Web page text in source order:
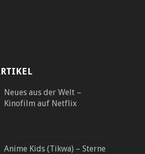
Neues aus der Welt –
Kinofilm auf Netflix
Anime Kids (Tikwa) – Sterne